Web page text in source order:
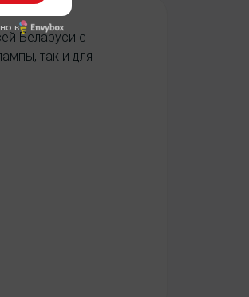
Беларуси с
так и для
в